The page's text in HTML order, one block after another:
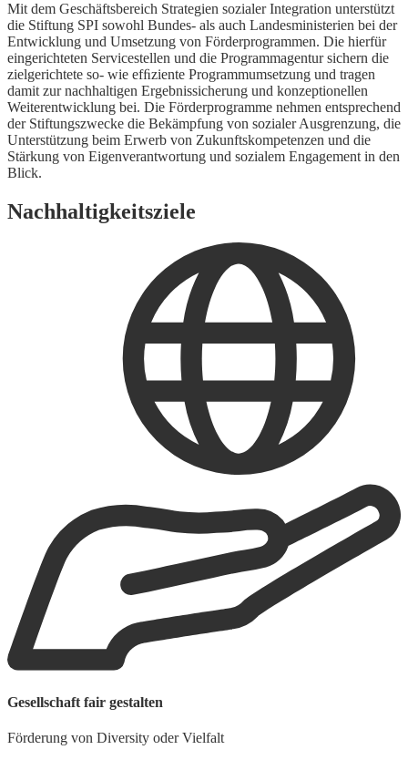
Mit dem Geschäftsbereich Strategien sozialer Integration unterstützt
die Stiftung SPI sowohl Bundes- als auch Landesministerien bei der
Entwicklung und Umsetzung von Förderprogrammen. Die hierfür
eingerichteten Servicestellen und die Programmagentur sichern die
zielgerichtete so- wie efﬁziente Programmumsetzung und tragen
damit zur nachhaltigen Ergebnissicherung und konzeptionellen
Weiterentwicklung bei. Die Förderprogramme nehmen entsprechend
der Stiftungszwecke die Bekämpfung von sozialer Ausgrenzung, die
Unterstützung beim Erwerb von Zukunftskompetenzen und die
Stärkung von Eigenverantwortung und sozialem Engagement in den
Blick.
Nachhaltigkeitsziele
Gesellschaft fair gestalten
Förderung von Diversity oder Vielfalt